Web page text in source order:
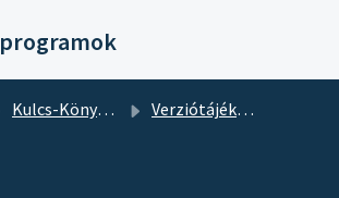
Kulcs-Könyvelés Verziótájékoztató